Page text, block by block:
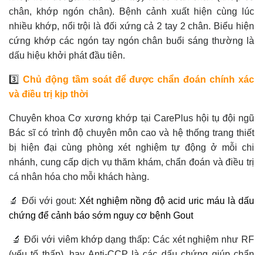
chân, khớp ngón chân). Bệnh cảnh xuất hiện cùng lúc
nhiều khớp, nổi trội là đối xứng cả 2 tay 2 chân. Biểu hiện
cứng khớp các ngón tay ngón chân buổi sáng thường là
dấu hiệu khởi phát đầu tiên.
3️⃣ Chủ động tầm soát để được chẩn đoán chính xác
và điều trị kịp thời
Chuyên khoa Cơ xương khớp tại CarePlus hội tụ đội ngũ
Bác sĩ có trình độ chuyên môn cao và hệ thống trang thiết
bị hiện đại cùng phòng xét nghiệm tự động ở mỗi chi
nhánh, cung cấp dịch vụ thăm khám, chẩn đoán và điều trị
cá nhân hóa cho mỗi khách hàng.
🔬 Đối với gout: Xét nghiệm nồng độ acid uric máu là dấu
chứng để cảnh báo sớm nguy cơ bệnh Gout
🔬 Đối với viêm khớp dạng thấp: Các xét nghiệm như RF